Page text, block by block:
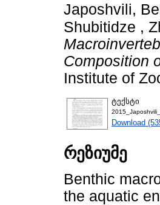
Japoshvili,
Shubitidze ,
Composition
Institute of
ტექსტი
Download
რეზიუმე
Benthic
the aquatic